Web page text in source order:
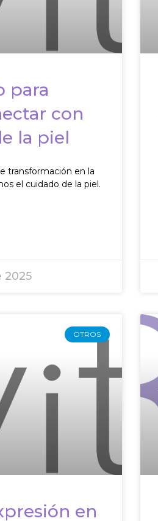
para
con
la piel
transformación en la
el cuidado de la piel.
2025
OTROS
en